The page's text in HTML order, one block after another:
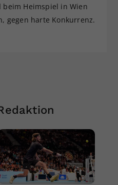
Heimspiel in Wien
gegen harte Konkurrenz.